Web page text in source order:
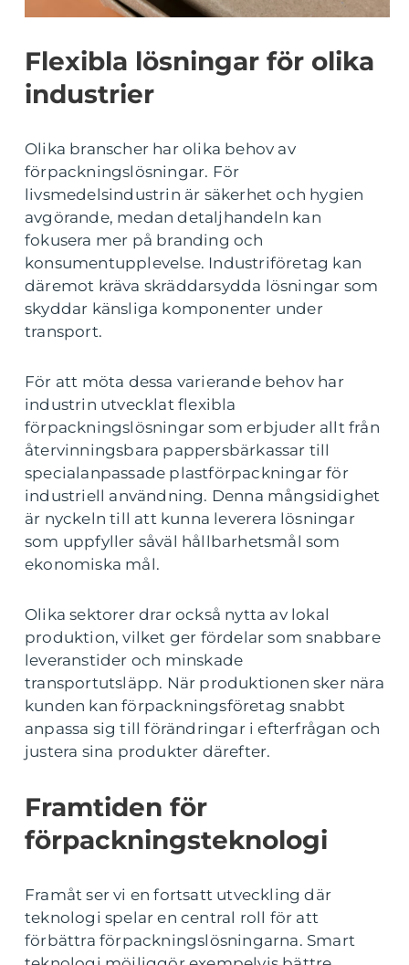
Flexibla lösningar för olika
industrier
Olika branscher har olika behov av
förpackningslösningar. För
livsmedelsindustrin är säkerhet och hygien
avgörande, medan detaljhandeln kan
fokusera mer på branding och
konsumentupplevelse. Industriföretag kan
däremot kräva skräddarsydda lösningar som
skyddar känsliga komponenter under
transport.
För att möta dessa varierande behov har
industrin utvecklat flexibla
förpackningslösningar som erbjuder allt från
återvinningsbara pappersbärkassar till
specialanpassade plastförpackningar för
industriell användning. Denna mångsidighet
är nyckeln till att kunna leverera lösningar
som uppfyller såväl hållbarhetsmål som
ekonomiska mål.
Olika sektorer drar också nytta av lokal
produktion, vilket ger fördelar som snabbare
leveranstider och minskade
transportutsläpp. När produktionen sker nära
kunden kan förpackningsföretag snabbt
anpassa sig till förändringar i efterfrågan och
justera sina produkter därefter.
Framtiden för
förpackningsteknologi
Framåt ser vi en fortsatt utveckling där
teknologi spelar en central roll för att
förbättra förpackningslösningarna. Smart